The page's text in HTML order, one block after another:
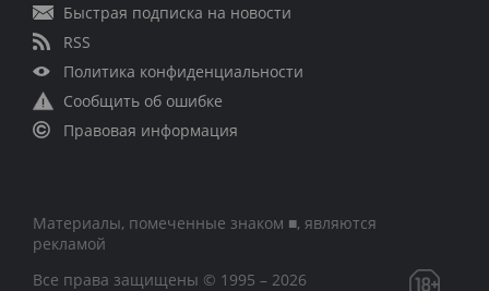
Быстрая подписка на новости
RSS
Политика конфиденциальности
Сообщить об ошибке
Правовая информация
Материалы, помеченные знаком ■, являются
рекламой
Все права защищены © 1995 – 2026